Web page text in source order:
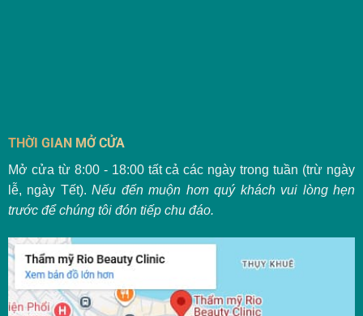
THỜI GIAN MỞ CỬA
Mở cửa từ 8:00 - 18:00 tất cả các ngày trong tuần (trừ ngày
lễ, ngày Tết).Nếu đến muộn hơn quý khách vui lòng hẹn
trước để chúng tôi đón tiếp chu đáo.